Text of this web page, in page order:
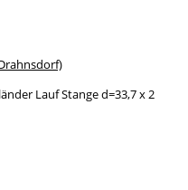
Lauf Stange d=33,7 x 2